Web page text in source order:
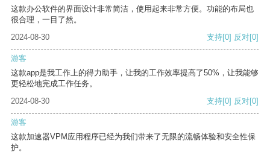
这款办公软件的界面设计非常简洁，使用起来非常方便。功能的布局也
很合理，一目了然。
2024-08-30
支持[0] 反对[0]
游客
这款app是我工作上的得力助手，让我的工作效率提高了50%，让我能够
更轻松地完成工作任务。
2024-08-30
支持[0] 反对[0]
游客
这款加速器VPM应用程序已经为我们带来了无限的流畅体验和安全性保
护。